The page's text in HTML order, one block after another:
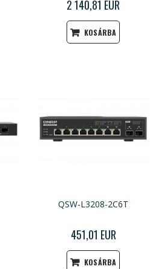
2 140,81 EUR
KOSÁRBA
QSW-L3208-2C6T
451,01 EUR
KOSÁRBA